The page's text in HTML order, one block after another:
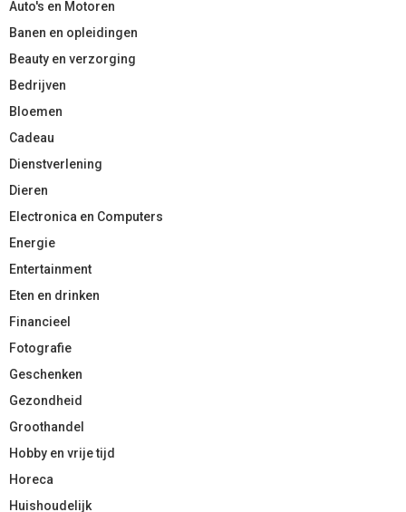
Auto's en Motoren
Banen en opleidingen
Beauty en verzorging
Bedrijven
Bloemen
Cadeau
Dienstverlening
Dieren
Electronica en Computers
Energie
Entertainment
Eten en drinken
Financieel
Fotografie
Geschenken
Gezondheid
Groothandel
Hobby en vrije tijd
Horeca
Huishoudelijk